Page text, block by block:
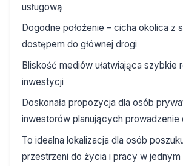
usługową
Dogodne położenie – cicha okolica z
dostępem do głównej drogi
Bliskość mediów ułatwiająca szybkie
inwestycji
Doskonała propozycja dla osób
inwestorów planujących prowadzenie
To idealna lokalizacja dla osób
przestrzeni do życia i pracy w jednym